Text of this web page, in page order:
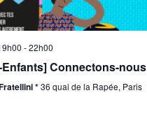
-22h00
Connectons-nous
*36 quai de la Rapée, Paris